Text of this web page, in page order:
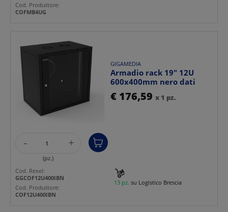
Cod. Produttore:
COFMB4UG
GIGAMEDIA
Armadio rack 19" 12U
600x400mm nero dati
€ 176,59 x 1 pz.
- +
(pz.)
13 pz. su Logistico Brescia
Cod. Rexel:
GGCOF12U400IBN
Cod. Produttore:
COF12U400IBN